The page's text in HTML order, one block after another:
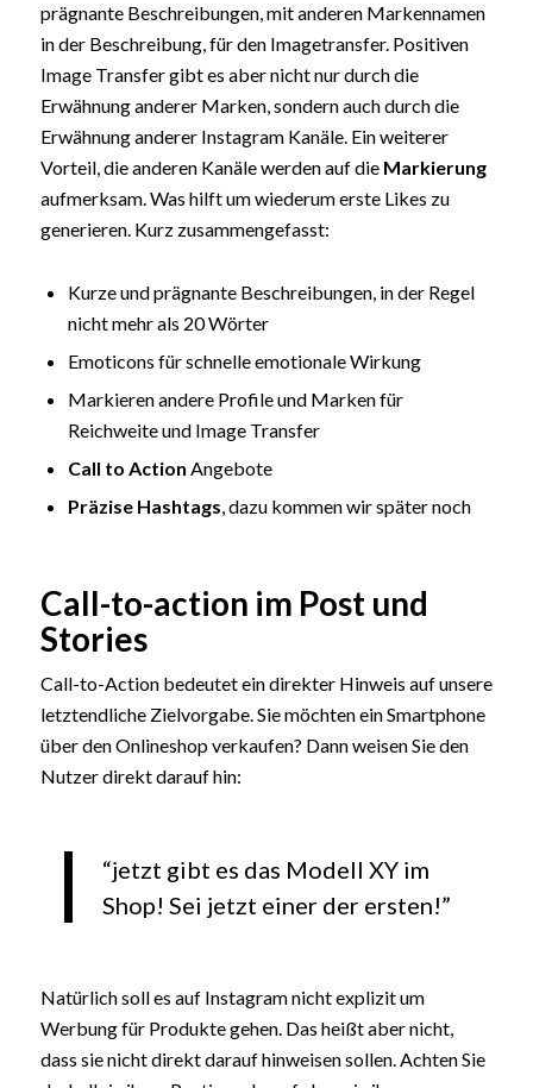
prägnante Beschreibungen, mit anderen Markennamen
in der Beschreibung, für den Imagetransfer. Positiven
Image Transfer gibt es aber nicht nur durch die
Erwähnung anderer Marken, sondern auch durch die
Erwähnung anderer Instagram Kanäle. Ein weiterer
Vorteil, die anderen Kanäle werden auf die Markierung
aufmerksam. Was hilft um wiederum erste Likes zu
generieren. Kurz zusammengefasst:
Kurze und prägnante Beschreibungen, in der Regel
nicht mehr als 20 Wörter
Emoticons für schnelle emotionale Wirkung
Markieren andere Profile und Marken für
Reichweite und Image Transfer
Call to Action Angebote
Präzise Hashtags , dazu kommen wir später noch
Call-to-action im Post und
Stories
Call-to-Action bedeutet ein direkter Hinweis auf unsere
letztendliche Zielvorgabe. Sie möchten ein Smartphone
über den Onlineshop verkaufen? Dann weisen Sie den
Nutzer direkt darauf hin:
“jetzt gibt es das Modell XY im
Shop! Sei jetzt einer der ersten!”
Natürlich soll es auf Instagram nicht explizit um
Werbung für Produkte gehen. Das heißt aber nicht,
dass sie nicht direkt darauf hinweisen sollen. Achten Sie